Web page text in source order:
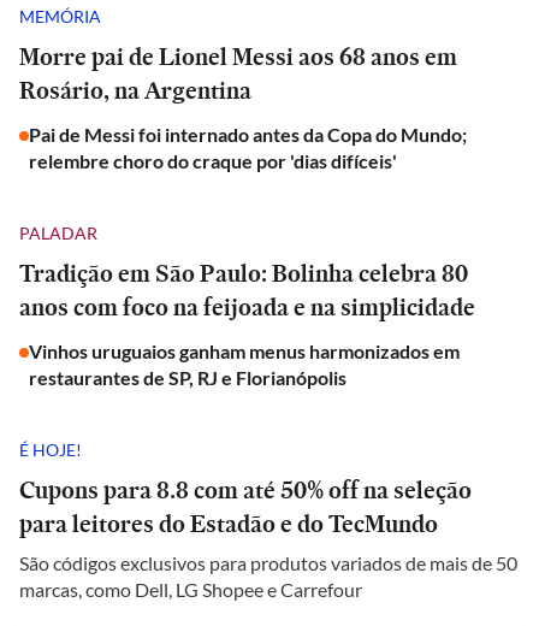
MEMÓRIA
Morre pai de Lionel Messi aos 68 anos em
Rosário, na Argentina
Pai de Messi foi internado antes da Copa do Mundo;
relembre choro do craque por 'dias difíceis'
PALADAR
Tradição em São Paulo: Bolinha celebra 80
anos com foco na feijoada e na simplicidade
Vinhos uruguaios ganham menus harmonizados em
restaurantes de SP, RJ e Florianópolis
É HOJE!
Cupons para 8.8 com até 50% off na seleção
para leitores do Estadão e do TecMundo
São códigos exclusivos para produtos variados de mais de 50
marcas, como Dell, LG Shopee e Carrefour